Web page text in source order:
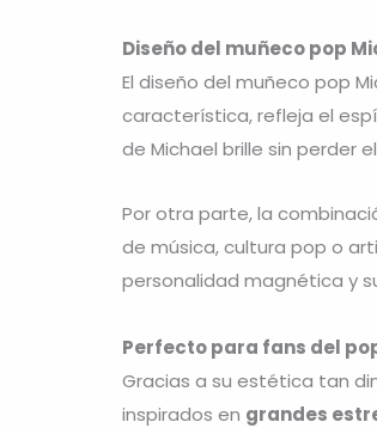
Diseño del muñeco pop
El diseño del muñeco pop
característica, refleja el
de Michael brille sin perder
Por otra parte, la
de música, cultura pop o
personalidad magnética y
Perfecto para fans del
Gracias a su estética tan
inspirados en grandes